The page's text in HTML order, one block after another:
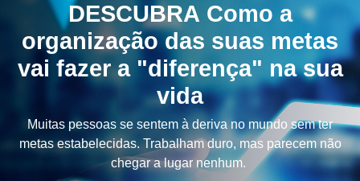
DESCUBRA Como a
organização das suas metas
vai fazer a "diferença" na sua
vida
Muitas pessoas se sentem à deriva no mundo sem ter
metas estabelecidas. Trabalham duro, mas parecem não
chegar a lugar nenhum.